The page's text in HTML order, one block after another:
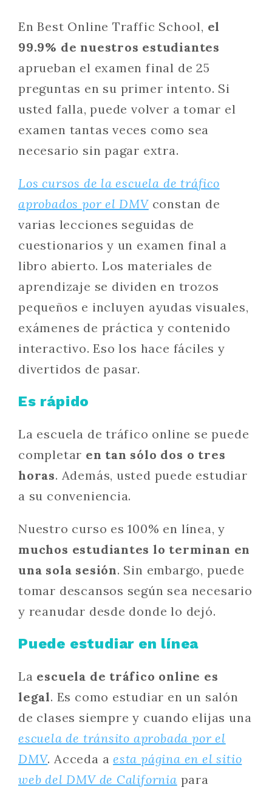
En Best Online Traffic School, el
99.9% de nuestros estudiantes
aprueban el examen final de 25
preguntas en su primer intento. Si
usted falla, puede volver a tomar el
examen tantas veces como sea
necesario sin pagar extra.
Los cursos de la escuela de tráfico
aprobados por el DMVconstan de
varias lecciones seguidas de
cuestionarios y un examen final a
libro abierto. Los materiales de
aprendizaje se dividen en trozos
pequeños e incluyen ayudas visuales,
exámenes de práctica y contenido
interactivo. Eso los hace fáciles y
divertidos de pasar.
Es rápido
La escuela de tráfico online se puede
completar en tan sólo dos o tres
horas. Además, usted puede estudiar
a su conveniencia.
Nuestro curso es 100% en línea, y
muchos estudiantes lo terminan en
una sola sesión. Sin embargo, puede
tomar descansos según sea necesario
y reanudar desde donde lo dejó.
Puede estudiar en línea
La escuela de tráfico online es
legal. Es como estudiar en un salón
de clases siempre y cuando elijas una
escuela de tránsito aprobada por el
DMV. Acceda aesta página en el sitio
web del DMV de California para